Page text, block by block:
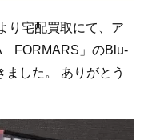
り宅配買取にて、ア
FORMARS」のBlu-
した。 ありがとう